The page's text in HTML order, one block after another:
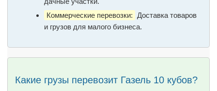
Коммерческие перевозки: Доставка товаров
и грузов для малого бизнеса.
Какие грузы перевозит Газель 10 кубов?